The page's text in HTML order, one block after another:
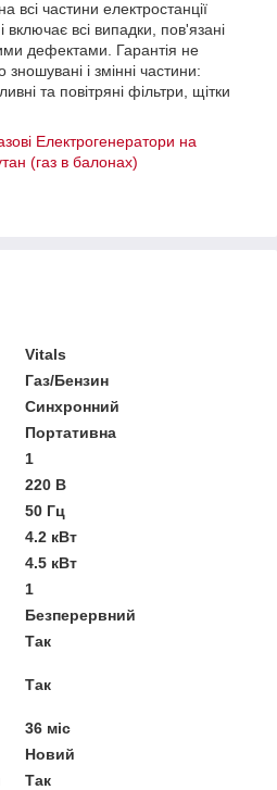
всі частини електростанції
всі випадки, пов'язані
дефектами. Гарантія не
і змінні частини:
та повітряні фільтри, щітки
Електрогенератори на
(газ в балонах)
Vitals
Газ/Бензин
Синхронний
Портативна
1
220 В
50 Гц
4.2 кВт
4.5 кВт
1
Безперервний
Так
Так
36 міс
Новий
Так